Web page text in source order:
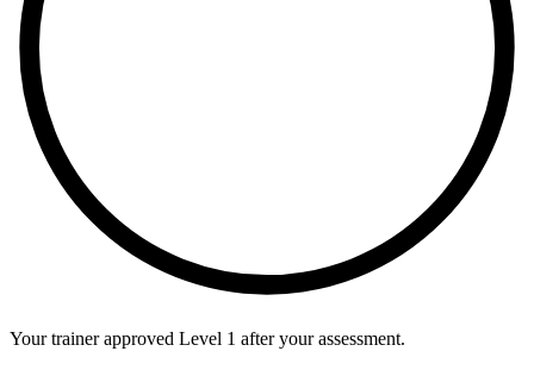
Your trainer approved Level 1 after your assessment.